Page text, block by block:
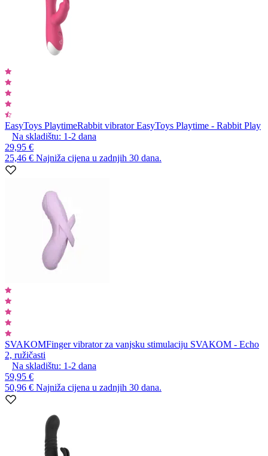
EasyToys PlaytimeRabbit vibrator EasyToys Playtime - Rabbit Play
Na skladištu: 1-2 dana
29,95 €
25,46 € Najniža cijena u zadnjih 30 dana.
SVAKOMFinger vibrator za vanjsku stimulaciju SVAKOM - Echo
2, ružičasti
Na skladištu: 1-2 dana
59,95 €
50,96 € Najniža cijena u zadnjih 30 dana.